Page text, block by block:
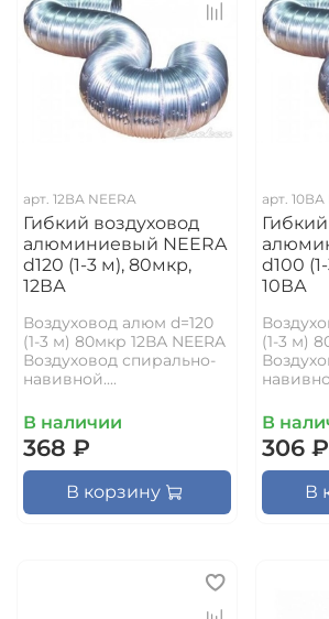
арт. 12ВА NEERA
Гибкий воздуховод
алюминиевый NEERA
d120 (1-3 м), 80мкр,
12ВА
Воздуховод алюм d=120
(1-3 м) 80мкр 12ВА NEERA
Воздуховод спирально-
навивной....
В наличии
368 ₽
В корзину
арт. 10ВА
d100
10ВА
(1-3 м)
В
306 ₽
В